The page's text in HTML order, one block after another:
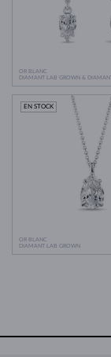
OR BLANC
DIAMANT LAB GROWN &
OR BLANC
DIAMANT LAB GROWN
EN STOCK